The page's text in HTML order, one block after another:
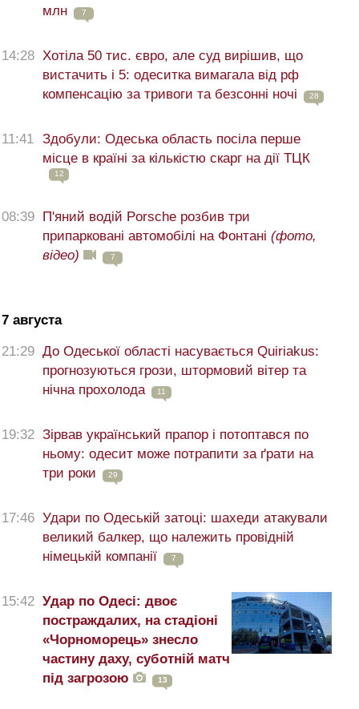
млн
7
14:28 Хотіла 50 тис. євро, але суд вирішив, що
вистачить і 5: одеситка вимагала від рф
компенсацію за тривоги та безсонні ночі
28
11:41
Здобули: Одеська область посіла перше
місце в країні за кількістю скарг на дії ТЦК
12
08:39 П'яний водій Porsche розбив три
припарковані автомобілі на Фонтані (фото,
відео)
7
7 августа
21:29 До Одеської області насувається Quiriakus:
прогнозуються грози, штормовий вітер та
нічна прохолода
11
19:32 Зірвав український прапор і потоптався по
ньому: одесит може потрапити за ґрати на
три роки
29
17:46 Удари по Одеській затоці: шахеди атакували
великий балкер, що належить провідній
німецькій компанії
7
15:42 Удар по Одесі: двоє
постраждалих, на стадіоні
«Чорноморець» знесло
частину даху, суботній матч
під загрозою
13